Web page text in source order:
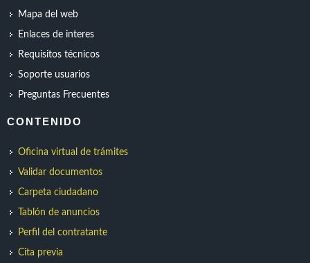
Mapa del web
Enlaces de interes
Requisitos técnicos
Soporte usuarios
Preguntas Frecuentes
CONTENIDO
Oficina virtual de trámites
Validar documentos
Carpeta ciudadano
Tablón de anuncios
Perfil del contratante
Cita previa